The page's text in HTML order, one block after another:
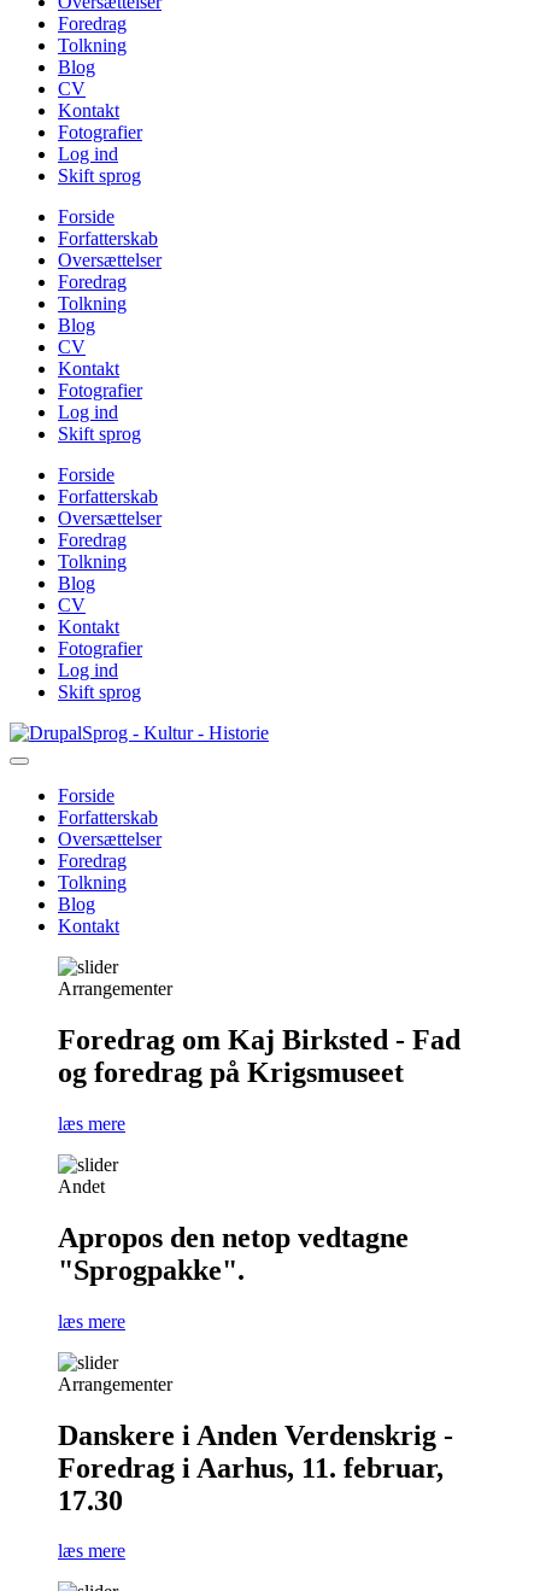
Foredrag
Tolkning
Blog
CV
Kontakt
Fotografier
Log ind
Skift sprog
Forside
Forfatterskab
Oversættelser
Foredrag
Tolkning
Blog
CV
Kontakt
Fotografier
Log ind
Skift sprog
Forside
Forfatterskab
Oversættelser
Foredrag
Tolkning
Blog
CV
Kontakt
Fotografier
Log ind
Skift sprog
Gå
til
Sprog - Kultur - Historie
Primær
navigation
Forside
Forfatterskab
Oversættelser
Foredrag
Tolkning
Blog
Kontakt
Arrangementer
Foredrag om Kaj Birksted - Fad
og foredrag på Krigsmuseet
læs mere
Andet
Apropos den netop vedtagne
"Sprogpakke".
læs mere
Arrangementer
Danskere i Anden Verdenskrig -
Foredrag i Aarhus, 11. februar,
17.30
læs mere